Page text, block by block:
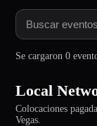
Se cargaron 0
Local
Colocaciones
Vegas.